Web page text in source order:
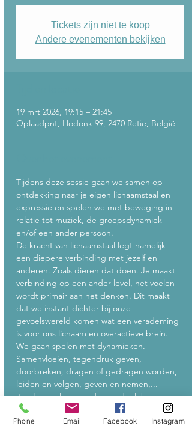
Tickets zijn niet te koop
Andere evenementen bekijken
19 mrt 2026, 19:15 – 21:45
Oplaadpnt, Hodonk 99, 2470 Retie, België
Tijdens deze sessie gaan we samen op
ontdekking naar je eigen lichaamstaal en
expressie en spelen we met beweging in
relatie tot muziek, de groepsdynamiek
en/of een ander persoon.
De kracht van lichaamstaal legt namelijk
een diepere verbinding met jezelf en
anderen. Zoals dieren dat doen. Je maakt
verbinding op een ander level, het voelen
wordt primair aan het denken. Dit maakt
dat we instant dichter bij onze
gevoelswereld komen wat een verademing
is voor ons lichaam en overactieve brein.
We gaan spelen met dynamieken.
Samenvloeien, tegendruk geven,
doorbreken, dragen of gedragen worden,
leiden en volgen, geven en nemen,...
Zonder analyse, zonder oordeel, bewegen
we ons dichter naar onszelf en elkaar.
Phone Email Facebook Instagram